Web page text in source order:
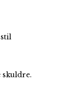
skuldre.